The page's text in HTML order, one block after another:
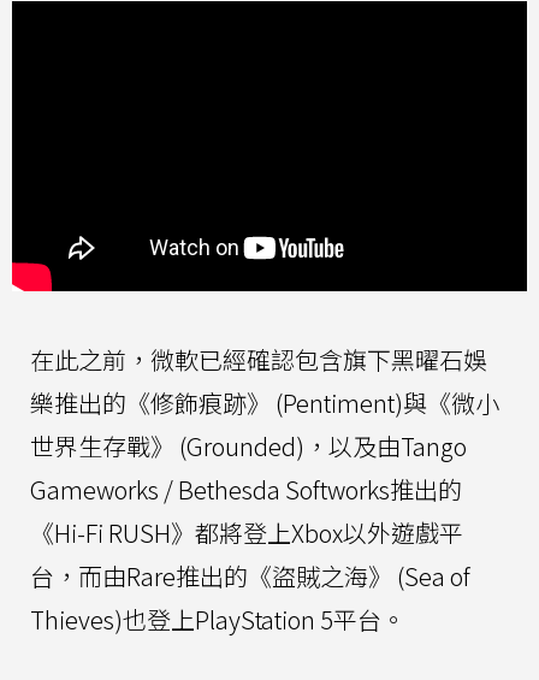
在此之前，微軟已經確認包含旗下黑曜石娛
樂推出的《修飾痕跡》 (Pentiment)與《微小
世界生存戰》 (Grounded)，以及由Tango
Gameworks / Bethesda Softworks推出的
《Hi-Fi RUSH》都將登上Xbox以外遊戲平
台，而由Rare推出的《盜賊之海》 (Sea of
Thieves)也登上PlayStation 5平台。